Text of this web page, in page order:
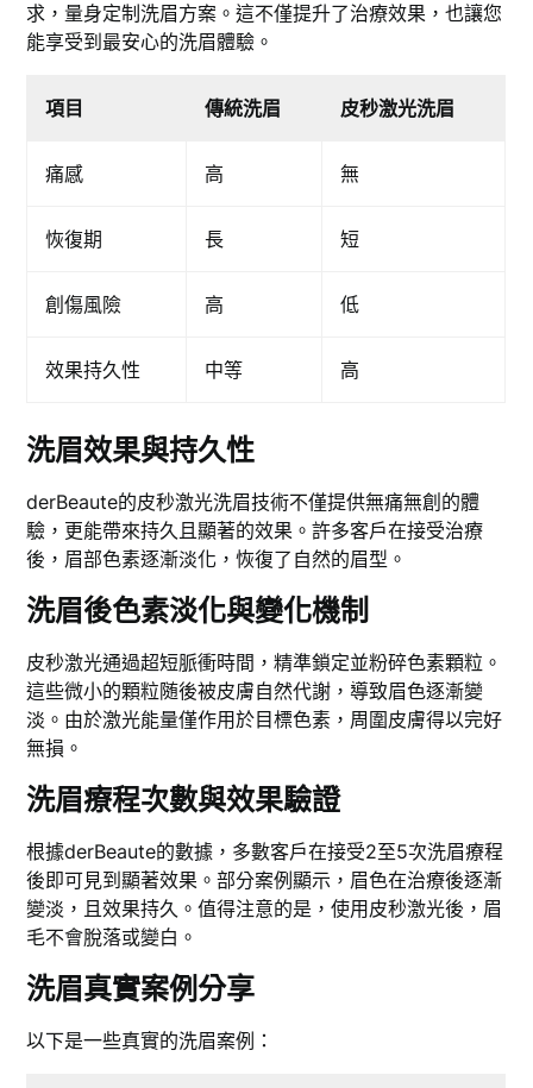
求，量身定制洗眉方案。這不僅提升了治療效果，也讓您
能享受到最安心的洗眉體驗。
項目 傳統洗眉 皮秒激光洗眉
痛感 高 無
恢復期 長 短
創傷風險 高 低
效果持久性 中等 高
洗眉效果與持久性
derBeaute的皮秒激光洗眉技術不僅提供無痛無創的體
驗，更能帶來持久且顯著的效果。許多客戶在接受治療
後，眉部色素逐漸淡化，恢復了自然的眉型。
洗眉後色素淡化與變化機制
皮秒激光通過超短脈衝時間，精準鎖定並粉碎色素顆粒。
這些微小的顆粒随後被皮膚自然代謝，導致眉色逐漸變
淡。由於激光能量僅作用於目標色素，周圍皮膚得以完好
無損。
洗眉療程次數與效果驗證
根據derBeaute的數據，多數客戶在接受2至5次洗眉療程
後即可見到顯著效果。部分案例顯示，眉色在治療後逐漸
變淡，且效果持久。值得注意的是，使用皮秒激光後，眉
毛不會脫落或變白。
洗眉真實案例分享
以下是一些真實的洗眉案例：